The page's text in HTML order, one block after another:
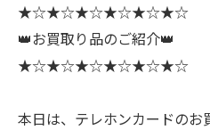
★☆★☆★☆★☆★☆★☆
👑お買取り品のご紹介👑
★☆★☆★☆★☆★☆★☆
本日は、テレホンカードの